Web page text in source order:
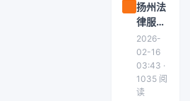
保证金
扬州法
律服务
推介活
动助推
产业发
展
2026-
02-16
03:43 ·
1035 阅
读